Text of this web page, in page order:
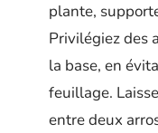
plante,
Privilégiez des
la base, en
feuillage.
entre deux